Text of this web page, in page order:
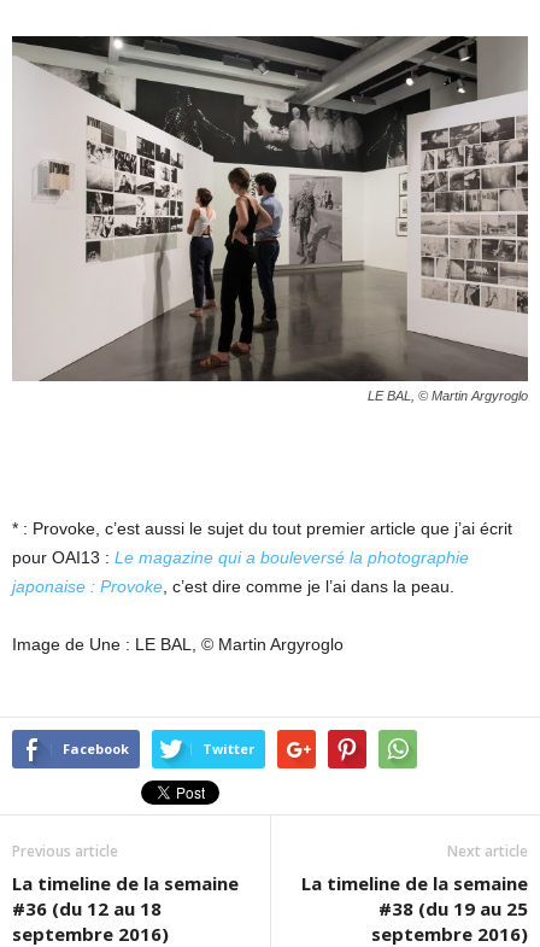
LE BAL, © Martin Argyroglo
* : Provoke, c’est aussi le sujet du tout premier article que j’ai écrit
pour OAI13 : Le magazine qui a bouleversé la photographie
japonaise : Provoke , c’est dire comme je l’ai dans la peau.
Image de Une : LE BAL, © Martin Argyroglo
Facebook Twitter
Previous article
La timeline de la semaine
#36 (du 12 au 18
septembre 2016)
Next article
La timeline de la semaine
#38 (du 19 au 25
septembre 2016)